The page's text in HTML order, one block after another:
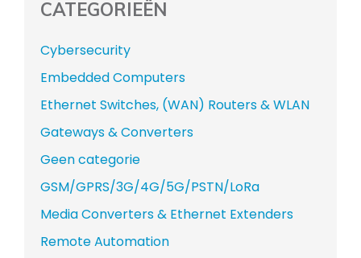
CATEGORIEËN
Cybersecurity
Embedded Computers
Ethernet Switches, (WAN) Routers & WLAN
Gateways & Converters
Geen categorie
GSM/GPRS/3G/4G/5G/PSTN/LoRa
Media Converters & Ethernet Extenders
Remote Automation